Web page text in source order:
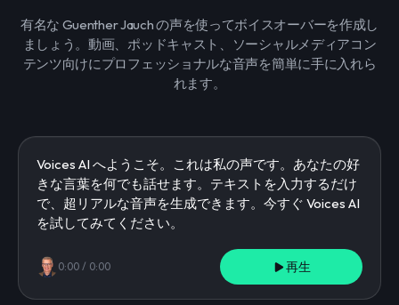
有名な Guenther Jauch の声を使ってボイスオーバーを作成し
ましょう。動画、ポッドキャスト、ソーシャルメディアコン
テンツ向けにプロフェッショナルな音声を簡単に手に入れら
れます。
0:00 / 0:00 再生